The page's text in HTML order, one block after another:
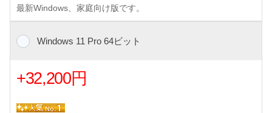
最新Windows、家庭向け版です。
Windows 11 Pro 64ビット
+32,200円